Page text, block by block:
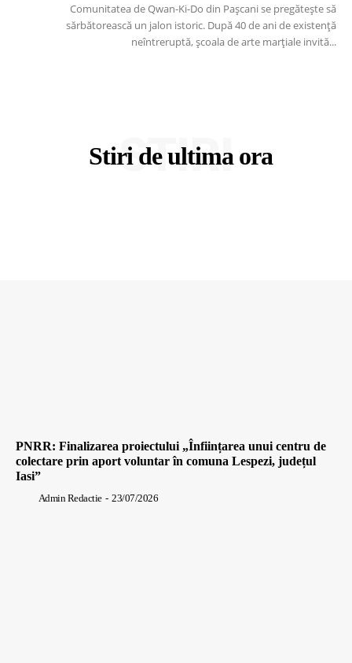
Comunitatea de Qwan-Ki-Do din Pașcani se pregătește să
sărbătorească un jalon istoric. După 40 de ani de existență
neîntreruptă, școala de arte marțiale invită...
Stiri de ultima ora
STIRI
PNRR: Finalizarea proiectului „Înființarea unui centru de
colectare prin aport voluntar în comuna Lespezi, județul
Iasi”
Admin Redactie - 23/07/2026